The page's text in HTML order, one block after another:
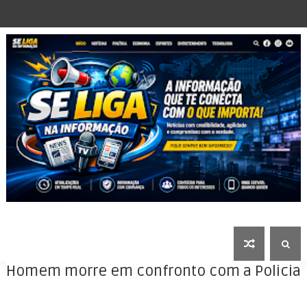
Homem morre em confronto com a Policia